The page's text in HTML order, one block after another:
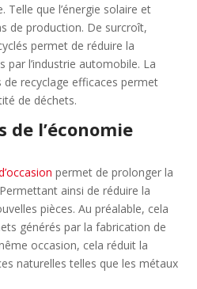
Telle que l’énergie solaire et
de production. De surcroît,
permet de réduire la
par l’industrie automobile. La
recyclage efficaces permet
de déchets.
de l’économie
permet de prolonger la
ainsi de réduire la
pièces. Au préalable, cela
générés par la fabrication de
occasion, cela réduit la
naturelles telles que les métaux